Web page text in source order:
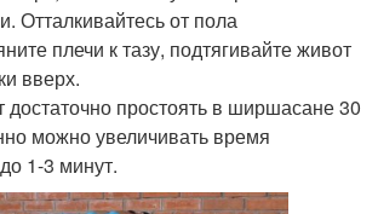
Отталкивайтесь от пола
плечи к тазу, подтягивайте живот
вверх.
достаточно простоять в ширшасане 30
можно увеличивать время
1-3 минут.